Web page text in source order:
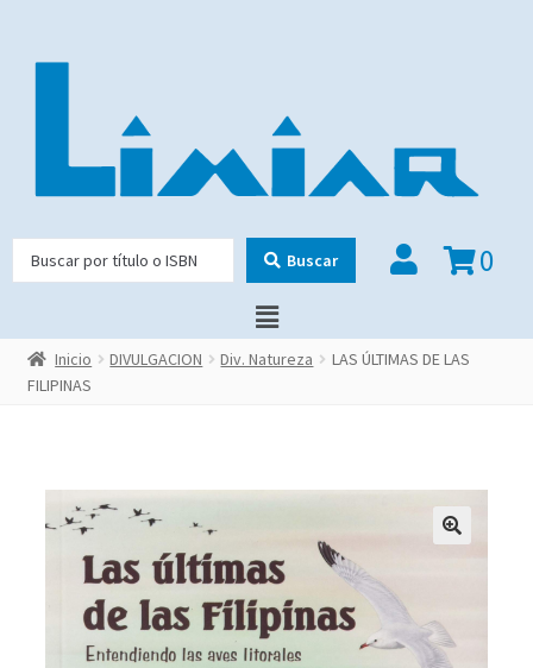
Buscar 0
Inicio DIVULGACION Div. Natureza
LAS ÚLTIMAS DE LAS
FILIPINAS